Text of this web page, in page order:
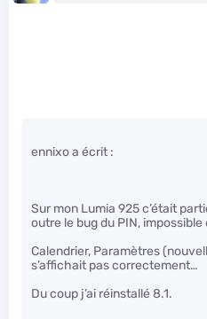
ennixo a écrit :
Sur mon Lumia 925 c’était
outre le bug du PIN, impossible
Calendrier, Paramètres
s’affichait pas correctement…
Du coup j’ai réinstallé 8.1.